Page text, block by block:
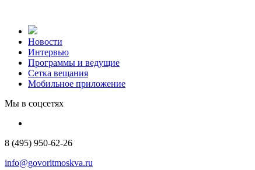
Новости
Интервью
Программы и ведущие
Сетка вещания
Мобильное приложение
Мы в соцсетях
8 (495) 950-62-26
info@govoritmoskva.ru